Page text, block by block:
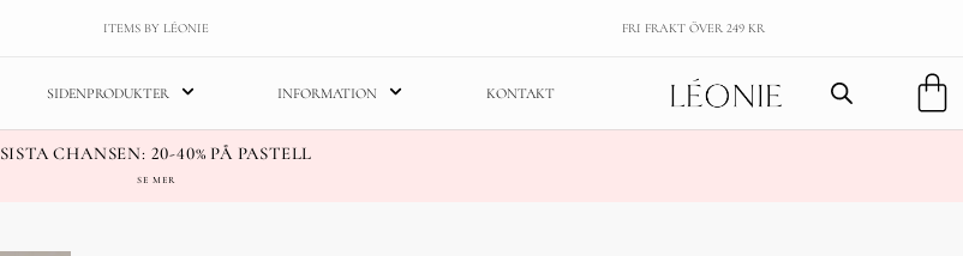
ITEMS BY LÉONIE FRI FRAKT ÖVER 249 KR
SIDENPRODUKTER INFORMATION KONTAKT
SISTA CHANSEN: 20-40% PÅ PASTELL
SE MER